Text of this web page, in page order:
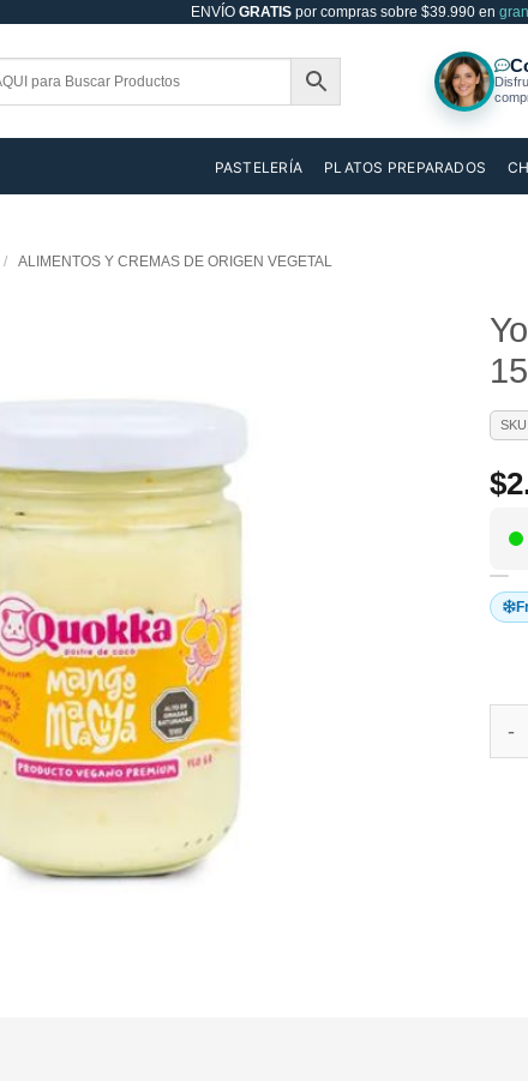
ENVÍO GRATISpor compras sobre $39.990 en
PASTELERÍA PLATOS PREPARADOS
/ ALIMENTOS Y CREMAS DE ORIGEN VEGETAL
SKU:
$